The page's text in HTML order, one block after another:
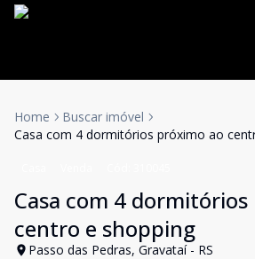
Home
Buscar imóvel
Casa com 4 dormitórios próximo ao
Casa com 4
centro e shopping
Passo das Pedras, Gravataí - RS